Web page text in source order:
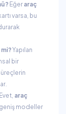
Eğer araç
varsa, bu
Yapılan
bir
Evet, araç
modeller